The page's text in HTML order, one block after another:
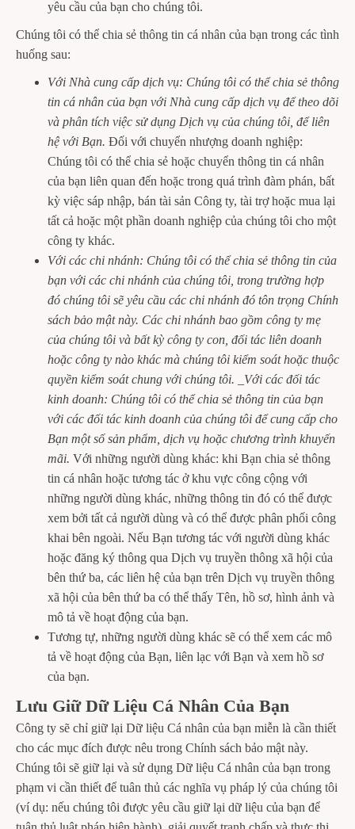
yêu cầu của bạn cho chúng tôi.
Chúng tôi có thể chia sẻ thông tin cá nhân của bạn trong các tình
huống sau:
Với Nhà cung cấp dịch vụ: Chúng tôi có thể chia sẻ thông
tin cá nhân của bạn với Nhà cung cấp dịch vụ để theo dõi
và phân tích việc sử dụng Dịch vụ của chúng tôi, để liên
hệ với Bạn. Đối với chuyển nhượng doanh nghiệp:
Chúng tôi có thể chia sẻ hoặc chuyển thông tin cá nhân
của bạn liên quan đến hoặc trong quá trình đàm phán, bất
kỳ việc sáp nhập, bán tài sản Công ty, tài trợ hoặc mua lại
tất cả hoặc một phần doanh nghiệp của chúng tôi cho một
công ty khác.
Với các chi nhánh: Chúng tôi có thể chia sẻ thông tin của
bạn với các chi nhánh của chúng tôi, trong trường hợp
đó chúng tôi sẽ yêu cầu các chi nhánh đó tôn trọng Chính
sách bảo mật này. Các chi nhánh bao gồm công ty mẹ
của chúng tôi và bất kỳ công ty con, đối tác liên doanh
hoặc công ty nào khác mà chúng tôi kiểm soát hoặc thuộc
quyền kiểm soát chung với chúng tôi. _Với các đối tác
kinh doanh: Chúng tôi có thể chia sẻ thông tin của bạn
với các đối tác kinh doanh của chúng tôi để cung cấp cho
Bạn một số sản phẩm, dịch vụ hoặc chương trình khuyến
mãi. Với những người dùng khác: khi Bạn chia sẻ thông
tin cá nhân hoặc tương tác ở khu vực công cộng với
những người dùng khác, những thông tin đó có thể được
xem bởi tất cả người dùng và có thể được phân phối công
khai bên ngoài. Nếu Bạn tương tác với người dùng khác
hoặc đăng ký thông qua Dịch vụ truyền thông xã hội của
bên thứ ba, các liên hệ của bạn trên Dịch vụ truyền thông
xã hội của bên thứ ba có thể thấy Tên, hồ sơ, hình ảnh và
mô tả về hoạt động của bạn.
Tương tự, những người dùng khác sẽ có thể xem các mô
tả về hoạt động của Bạn, liên lạc với Bạn và xem hồ sơ
của bạn.
Lưu Giữ Dữ Liệu Cá Nhân Của Bạn
Công ty sẽ chỉ giữ lại Dữ liệu Cá nhân của bạn miễn là cần thiết
cho các mục đích được nêu trong Chính sách bảo mật này.
Chúng tôi sẽ giữ lại và sử dụng Dữ liệu Cá nhân của bạn trong
phạm vi cần thiết để tuân thủ các nghĩa vụ pháp lý của chúng tôi
(ví dụ: nếu chúng tôi được yêu cầu giữ lại dữ liệu của bạn để